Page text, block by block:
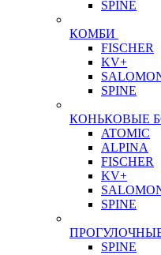
SPINE
КОМБИ
FISCHER
KV+
SPINE
КОНЬКОВЫЕ
ATOMIC
ALPINA
FISCHER
KV+
SPINE
SPINE